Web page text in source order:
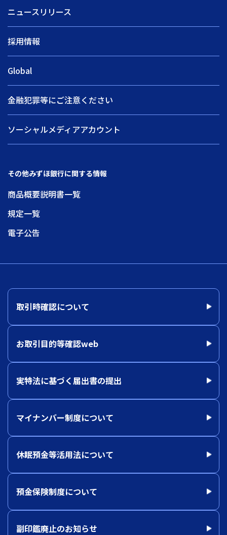
ニュースリリース
採用情報
Global
金融犯罪等にご注意ください
ソーシャルメディアアカウント
その他みずほ銀行に関する情報
商品概要説明書一覧
規定一覧
電子公告
取引時確認について
お取引目的等確認web
実特法に基づく届出書の提出
マイナンバー制度について
休眠預金等活用法について
預金保険制度について
副印鑑廃止のお知らせ